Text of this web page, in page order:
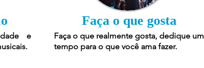
e
Faça o que gosta
Faça o que realmente gosta, dedique um
tempo para o que você ama fazer.